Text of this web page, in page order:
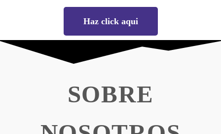
Haz click aqui
SOBRE